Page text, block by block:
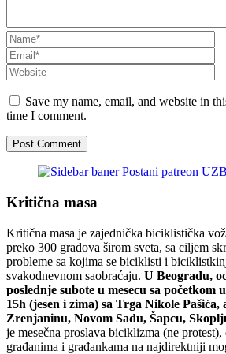
Save my name, email, and website in
time I comment.
Kritična masa
Kritična masa je zajednička biciklistička
preko 300 gradova širom sveta, sa ciljem
probleme sa kojima se biciklisti i
svakodnevnom saobraćaju. U Beogradu,
poslednje subote u mesecu sa početkom
15h (jesen i zima) sa Trga Nikole Pašića,
Zrenjaninu, Novom Sadu, Šapcu,
je mesečna proslava biciklizma (ne
građanima i građankama na najdirektniji